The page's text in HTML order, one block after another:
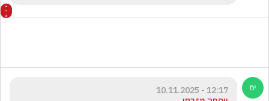
12:17 - 10.11.2025